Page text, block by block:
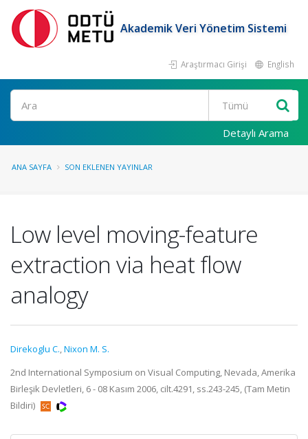
Akademik Veri Yönetim Sistemi
Araştırmacı Girişi English
Ara
Detaylı Arama
ANA SAYFA SON EKLENEN YAYINLAR
Low level moving-feature
extraction via heat flow
analogy
Direkoglu C.,Nixon M. S.
2nd International Symposium on Visual Computing, Nevada, Amerika
Birleşik Devletleri, 6 - 08 Kasım 2006, cilt.4291, ss.243-245, (Tam Metin
Bildiri)